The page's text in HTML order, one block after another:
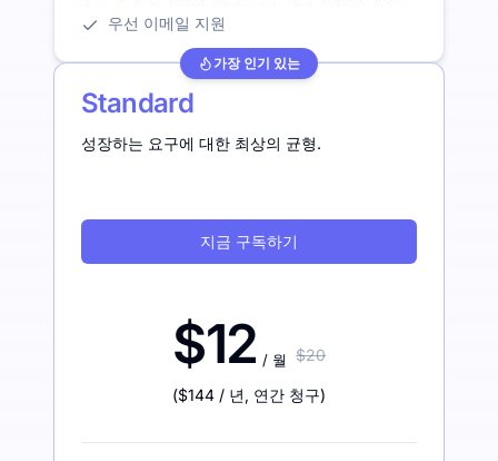
우선 이메일 지원
가장 인기 있는
Standard
성장하는 요구에 대한 최상의 균형.
지금 구독하기
$12 / 월 $20
($144 / 년, 연간 청구)